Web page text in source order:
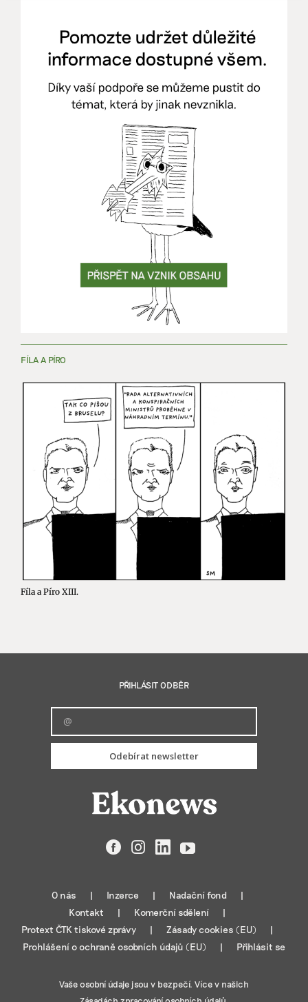
FÍLA A PÍRO
Fíla a Píro XIII.
PŘIHLÁSIT ODBĚR
Odebírat newsletter
FacebookInstagramLinkedIn
YouTube
O nás Inzerce
Nadační fond
Kontakt
Komerční sdělení
Protext ČTK tiskové zprávy
Zásady cookies (EU)
Prohlášení o ochraně osobních údajů (EU)
Přihlásit se
Vaše osobní údaje jsou v bezpečí. Více v našich